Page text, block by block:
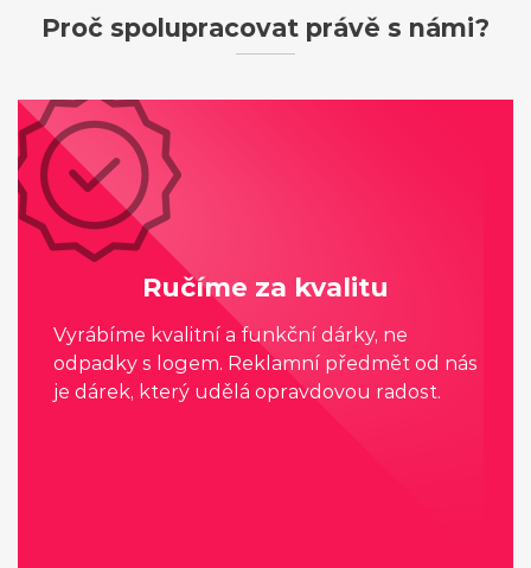
Proč spolupracovat právě s námi?
Ručíme za kvalitu
Vyrábíme kvalitní a funkční dárky, ne
odpadky s logem. Reklamní předmět od nás
je dárek, který udělá opravdovou radost.